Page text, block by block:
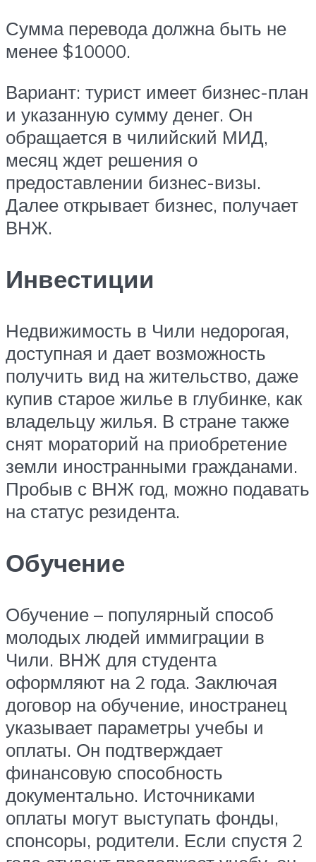
Сумма перевода должна быть не
менее $10000.
Вариант: турист имеет бизнес-план
и указанную сумму денег. Он
обращается в чилийский МИД,
месяц ждет решения о
предоставлении бизнес-визы.
Далее открывает бизнес, получает
ВНЖ.
Инвестиции
Недвижимость в Чили недорогая,
доступная и дает возможность
получить вид на жительство, даже
купив старое жилье в глубинке, как
владельцу жилья. В стране также
снят мораторий на приобретение
земли иностранными гражданами.
Пробыв с ВНЖ год, можно подавать
на статус резидента.
Обучение
Обучение – популярный способ
молодых людей иммиграции в
Чили. ВНЖ для студента
оформляют на 2 года. Заключая
договор на обучение, иностранец
указывает параметры учебы и
оплаты. Он подтверждает
финансовую способность
документально. Источниками
оплаты могут выступать фонды,
спонсоры, родители. Если спустя 2